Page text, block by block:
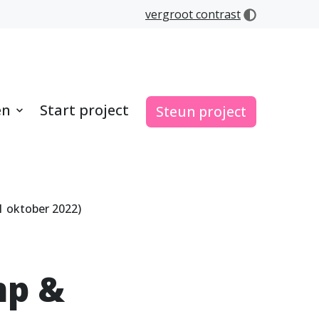
vergroot contrast
Start project Steun project
oktober 2022)
&